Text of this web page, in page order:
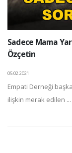
Sadece Mama
Özçetin
05.02.2021
Empati Derneği
ilişkin merak edilen ...